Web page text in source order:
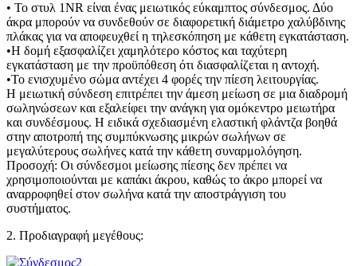
• Το στυλ 1NR είναι ένας μειωτικός εύκαμπτος σύνδεσμος. Δύο
άκρα μπορούν να συνδεθούν σε διαφορετική διάμετρο χαλύβδινης
πλάκας για να αποφευχθεί η τηλεσκόπηση με κάθετη εγκατάσταση.
•Η δομή εξασφαλίζει χαμηλότερο κόστος και ταχύτερη
εγκατάσταση με την προϋπόθεση ότι διασφαλίζεται η αντοχή.
•Το ενισχυμένο σώμα αντέχει 4 φορές την πίεση λειτουργίας.
Η μειωτική σύνδεση επιτρέπει την άμεση μείωση σε μια διαδρομή
σωληνώσεων και εξαλείφει την ανάγκη για ομόκεντρο μειωτήρα
και συνδέσμους. Η ειδικά σχεδιασμένη ελαστική φλάντζα βοηθά
στην αποτροπή της συμπύκνωσης μικρών σωλήνων σε
μεγαλύτερους σωλήνες κατά την κάθετη συναρμολόγηση.
Προσοχή: Οι σύνδεσμοι μείωσης πίεσης δεν πρέπει να
χρησιμοποιούνται με καπάκι άκρου, καθώς το άκρο μπορεί να
αναρροφηθεί στον σωλήνα κατά την αποστράγγιση του
συστήματος.
2. Προδιαγραφή μεγέθους: